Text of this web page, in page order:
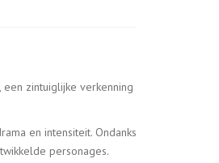
zintuiglijke verkenning
en intensiteit. Ondanks
personages.